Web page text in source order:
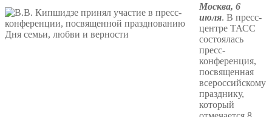
Москва, 6
июля. В пресс-
центре ТАСС
состоялась
пресс-
конференция,
посвященная
всероссийскому
празднику,
который